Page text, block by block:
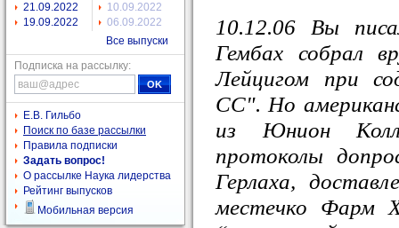
21.09.2022
19.09.2022
10.09.2022
06.09.2022
Все выпуски
Подписка на рассылку:
Е.В. Гильбо
Поиск по базе рассылки
Правила подписки
Задать вопрос!
О рассылке Наука лидерства
Рейтинг выпусков
Мобильная версия
10.12.06 Вы
Гембах собрал
Лейцигом при
СС". Но
из Юнион
протоколы
Герлаха,
местечко Фарм